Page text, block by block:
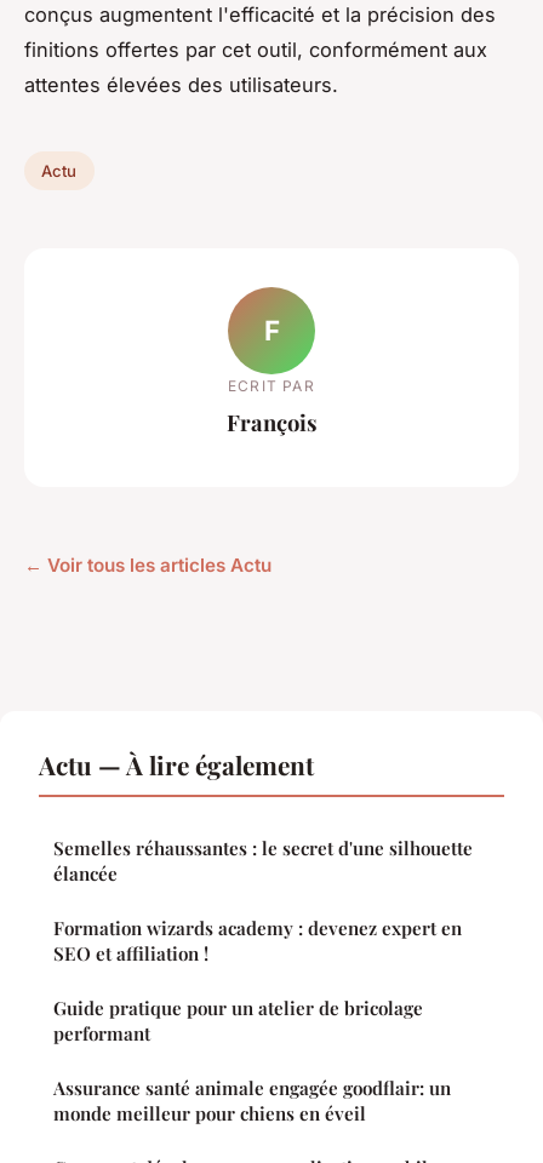
conçus augmentent l'efficacité et la précision des
finitions offertes par cet outil, conformément aux
attentes élevées des utilisateurs.
Actu
F
ECRIT PAR
François
← Voir tous les articles Actu
Actu — À lire également
Semelles réhaussantes : le secret d'une silhouette
élancée
Formation wizards academy : devenez expert en
SEO et affiliation !
Guide pratique pour un atelier de bricolage
performant
Assurance santé animale engagée goodflair: un
monde meilleur pour chiens en éveil